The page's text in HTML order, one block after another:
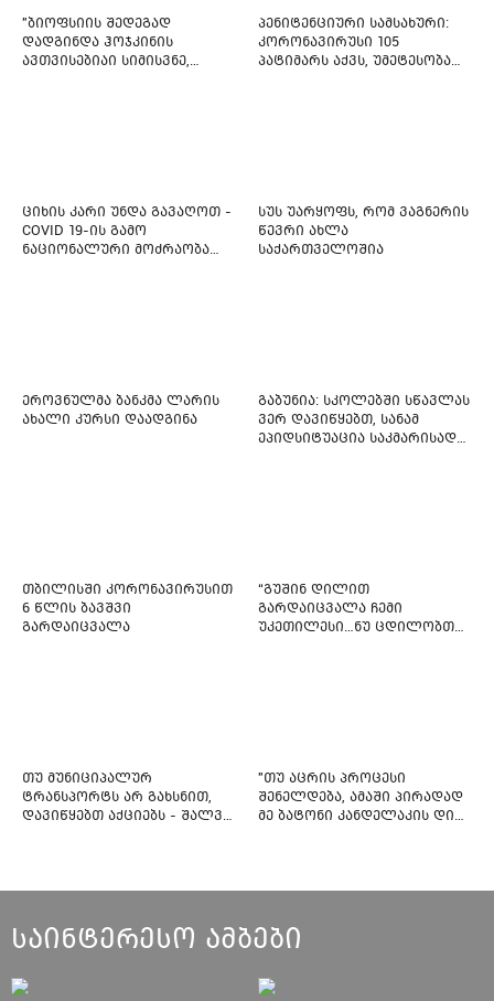
"ბიოფსიის შედეგად
დადგინდა ჰოჯკინის
ავთვისებიაი სიმისვნე,
პენიტენციური სამსახური:
კორონავირუსი 105
პატიმარს აქვს, უმეტესობა
ციხის კარი უნდა გავაღოთ -
COVID 19-ის გამო
ნაციონალური მოძრაობა
სუს უარყოფს, რომ ვაგნერის
წევრი ახლა
საქართველოშია
ეროვნულმა ბანკმა ლარის
ახალი კურსი დაადგინა
გაბუნია: სკოლებში სწავლას
ვერ დავიწყებთ, სანამ
ეპიდსიტუაცია საკმარისად
თბილისში კორონავირუსით
6 წლის ბავშვი
გარდაიცვალა
“გუშინ დილით
გარდაიცვალა ჩემი
უკეთილესი…ნუ ცდილობთ
თუ მუნიციპალურ
ტრანსპორტს არ გახსნით,
დავიწყებთ აქციებს - შალვა
"თუ აცრის პროცესი
შენელდება, ამაში პირადად
მე ბატონი კანდელაკის დიდ
საინტერესო ამბები